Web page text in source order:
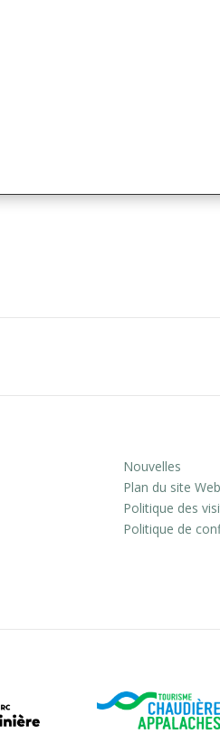
Nouvelles
Plan du site Web
Politique des
Politique de